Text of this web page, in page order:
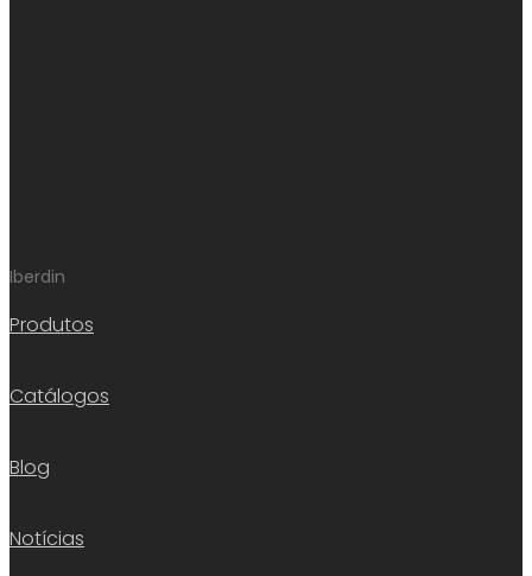
Iberdin
Produtos
Catálogos
Blog
Notícias